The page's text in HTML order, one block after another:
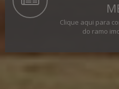
Clique aqui para
do ramo